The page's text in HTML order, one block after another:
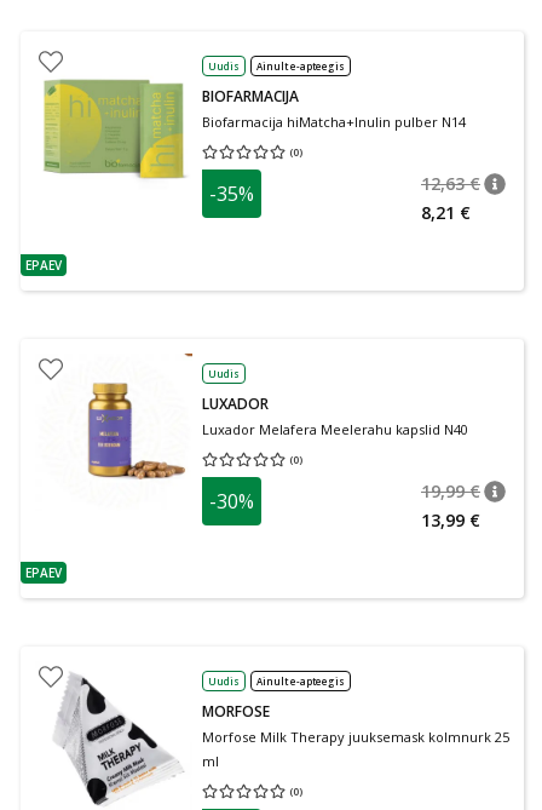
nõuanne
EPAEV
Uudis Ainult e-apteegis
BIOFARMACIJA
Biofarmacija hiMatcha+Inulin pulber N14
(0)
Keskmine hinnang 0.00
-35% 12,63 €
8,21 €
nõuanne
EPAEV
Uudis
LUXADOR
Luxador Melafera Meelerahu kapslid N40
(0)
Keskmine hinnang 0.00
-30% 19,99 €
13,99 €
Uudis Ainult e-apteegis
MORFOSE
Morfose Milk Therapy juuksemask kolmnurk 25
ml
(0)
Keskmine hinnang 0.00